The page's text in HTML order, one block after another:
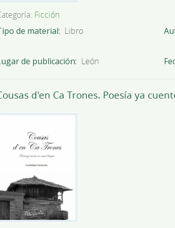
Ficción
de material
Libro
de publicación
León
d'en Ca Trones. Poesía ya